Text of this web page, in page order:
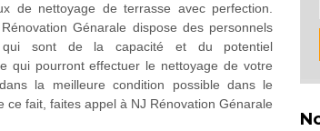
de nettoyage de terrasse avec perfection.
Génarale dispose des personnels
qui sont de la capacité et du potentiel
qui pourront effectuer le nettoyage de votre
la meilleure condition possible dans le
ce fait, faites appel à NJ Rénovation Génarale